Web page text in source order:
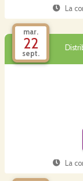
La
mar.
22
sept.
La